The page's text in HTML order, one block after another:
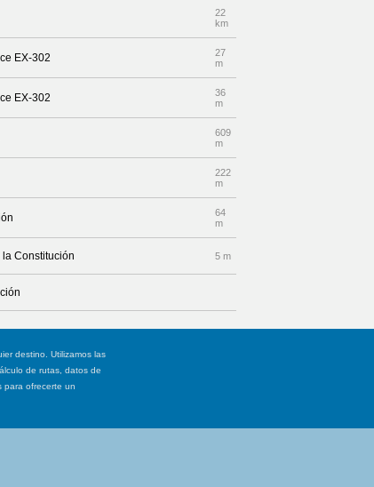
22
km
EX-302
27
m
EX-302
36
m
609
m
222
m
64
m
Constitución 5 m
destino. Utilizamos las
de rutas, datos de
para ofrecerte un